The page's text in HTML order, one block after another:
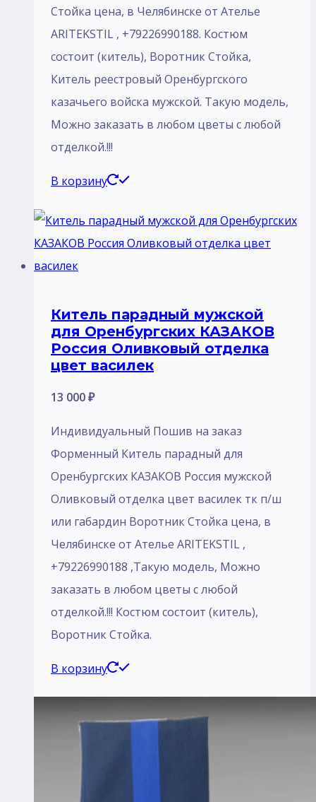
Стойка цена, в Челябинске от Ателье
ARITEKSTIL , +79226990188. Костюм
состоит (китель), Воротник Стойка,
Китель реестровый Оренбургского
казачьего войска мужской. Такую модель,
Mожно заказать в любом цветы с любой
отделкой.!!!
В корзину
Китель парадный мужской
для Оренбургских КАЗАКОВ
Россия Оливковый отделка
цвет василек
13 000₽
Индивидуальный Пошив на заказ
Форменный Китель парадный для
Оренбургских КАЗАКОВ Россия мужской
Оливковый отделка цвет василек тк п/ш
или габардин Воротник Стойка цена, в
Челябинске от Ателье ARITEKSTIL ,
+79226990188 ,Такую модель, Mожно
заказать в любом цветы с любой
отделкой.!!! Костюм состоит (китель),
Воротник Стойка.
В корзину